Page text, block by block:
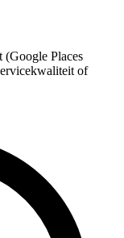
Places
of